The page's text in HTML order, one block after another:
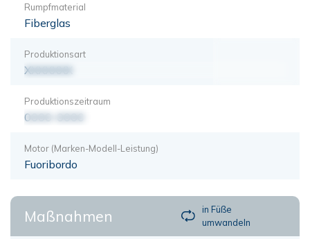
Rumpfmaterial
Fiberglas
Produktionsart
XXXXXXX
Produktionszeitraum
0000-0000
Motor (Marken-Modell-Leistung)
Fuoribordo
Maßnahmen
in Füße
umwandeln